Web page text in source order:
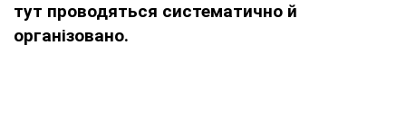
тут проводяться систематично й
організовано.